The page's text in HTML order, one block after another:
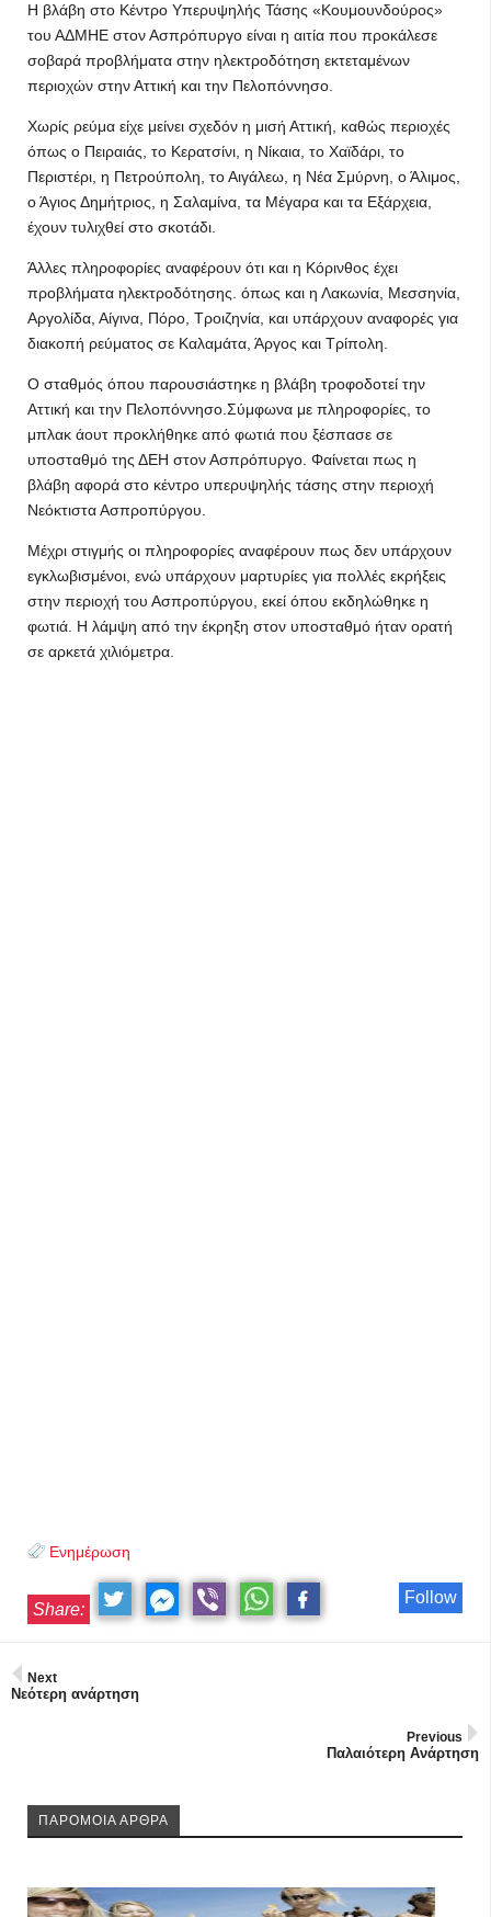
Η βλάβη στο Κέντρο Υπερυψηλής Τάσης «Κουμουνδούρος»
του ΑΔΜΗΕ στον Ασπρόπυργο είναι η αιτία που προκάλεσε
σοβαρά προβλήματα στην ηλεκτροδότηση εκτεταμένων
περιοχών στην Αττική και την Πελοπόννησο.
Χωρίς ρεύμα είχε μείνει σχεδόν η μισή Αττική, καθώς περιοχές
όπως ο Πειραιάς, το Κερατσίνι, η Νίκαια, το Χαϊδάρι, το
Περιστέρι, η Πετρούπολη, το Αιγάλεω, η Νέα Σμύρνη, ο Άλιμος,
ο Άγιος Δημήτριος, η Σαλαμίνα, τα Μέγαρα και τα Εξάρχεια,
έχουν τυλιχθεί στο σκοτάδι.
Άλλες πληροφορίες αναφέρουν ότι και η Κόρινθος έχει
προβλήματα ηλεκτροδότησης. όπως και η Λακωνία, Μεσσηνία,
Αργολίδα, Αίγινα, Πόρο, Τροιζηνία, και υπάρχουν αναφορές για
διακοπή ρεύματος σε Καλαμάτα, Άργος και Τρίπολη.
Ο σταθμός όπου παρουσιάστηκε η βλάβη τροφοδοτεί την
Αττική και την Πελοπόννησο.Σύμφωνα με πληροφορίες, το
μπλακ άουτ προκλήθηκε από φωτιά που ξέσπασε σε
υποσταθμό της ΔΕΗ στον Ασπρόπυργο. Φαίνεται πως η
βλάβη αφορά στο κέντρο υπερυψηλής τάσης στην περιοχή
Νεόκτιστα Ασπροπύργου.
Μέχρι στιγμής οι πληροφορίες αναφέρουν πως δεν υπάρχουν
εγκλωβισμένοι, ενώ υπάρχουν μαρτυρίες για πολλές εκρήξεις
στην περιοχή του Ασπροπύργου, εκεί όπου εκδηλώθηκε η
φωτιά. Η λάμψη από την έκρηξη στον υποσταθμό ήταν ορατή
σε αρκετά χιλιόμετρα.
Ενημέρωση
Follow
Share:
Next
Νεότερη ανάρτηση
Previous
Παλαιότερη Ανάρτηση
ΠΑΡΟΜΟΙΑ ΑΡΘΡΑ